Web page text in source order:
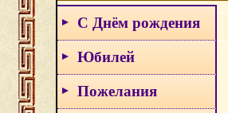
С Днём рождения
Юбилей
Пожелания